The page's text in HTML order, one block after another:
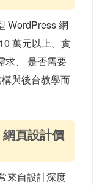
WordPress 網
萬元以上。實
求、 是否需要
與後台教學而
頁設計價
來自設計深度